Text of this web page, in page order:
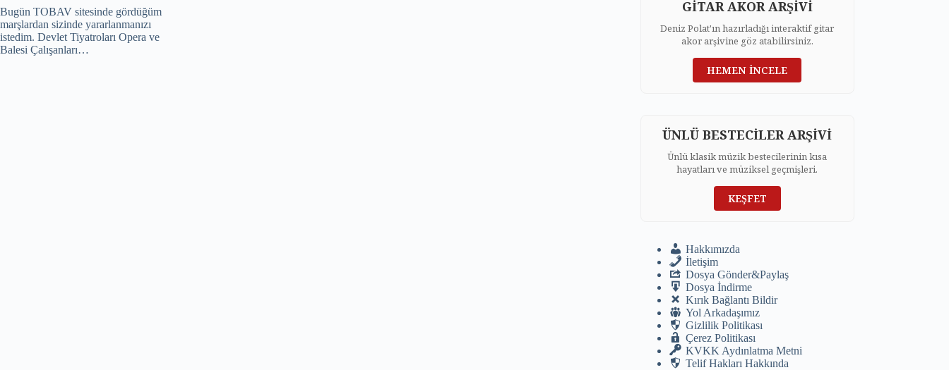
Bugün TOBAV sitesinde gördüğüm
marşlardan sizinde yararlanmanızı
istedim. Devlet Tiyatroları Opera ve
Balesi Çalışanları…
GİTAR AKOR ARŞİVİ
Deniz Polat'ın hazırladığı interaktif gitar
akor arşivine göz atabilirsiniz.
HEMEN İNCELE
ÜNLÜ BESTECİLER ARŞİVİ
Ünlü klasik müzik bestecilerinin kısa
hayatları ve müziksel geçmişleri.
KEŞFET
Hakkımızda
İletişim
Dosya Gönder&Paylaş
Dosya İndirme
Kırık Bağlantı Bildir
Yol Arkadaşımız
Gizlilik Politikası
Çerez Politikası
KVKK Aydınlatma Metni
Telif Hakları Hakkında